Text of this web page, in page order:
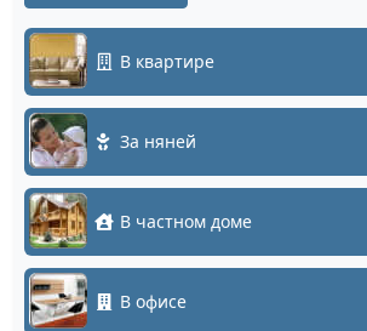
В квартире
За няней
В частном доме
В офисе